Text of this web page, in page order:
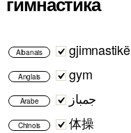
Albanais gjimnastikë
Anglais gym
Arabe جمباز
Chinois 体操